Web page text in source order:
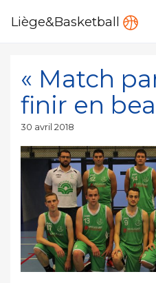
Liège&Basketball
« Match
finir en
Publié
30 avril 2018